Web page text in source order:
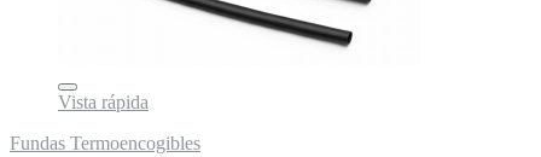
Vista rápida
Fundas Termoencogibles